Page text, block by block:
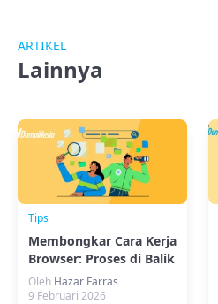
ARTIKEL
Lainnya
Tips
Membongkar Cara Kerja
Browser: Proses di Balik
Layar Halaman Web
Oleh Hazar Farras
9 Februari 2026